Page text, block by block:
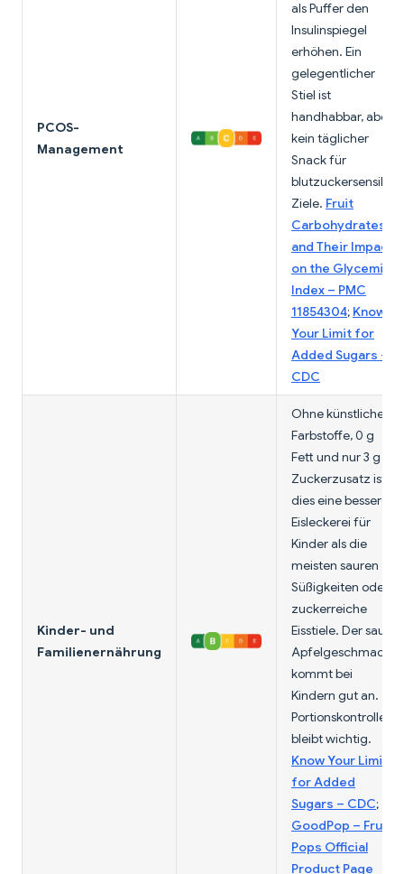
PCOS-
Management
als Puffer den
Insulinspiegel
erhöhen. Ein
gelegentlicher
Stiel ist
handhabbar, aber
kein täglicher
Snack für
blutzuckersensible
Ziele. Fruit
Carbohydrates
and Their Impact
on the Glycemic
Index – PMC
11854304; Know
Your Limit for
Added Sugars –
CDC
Kinder- und
Familienernährung
Ohne künstliche
Farbstoffe, 0 g
Fett und nur 3 g
Zuckerzusatz ist
dies eine bessere
Eisleckerei für
Kinder als die
meisten sauren
Süßigkeiten oder
zuckerreiche
Eisstiele. Der saure
Apfelgeschmack
kommt bei
Kindern gut an.
Portionskontrolle
bleibt wichtig.
Know Your Limit
for Added
Sugars – CDC;
GoodPop – Fruit
Pops Official
Product Page